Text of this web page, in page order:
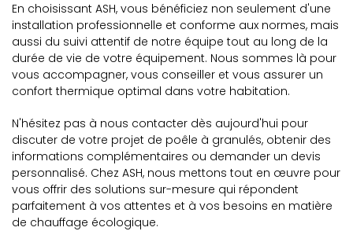
En choisissant ASH, vous bénéficiez non seulement d'une
installation professionnelle et conforme aux normes, mais
aussi du suivi attentif de notre équipe tout au long de la
durée de vie de votre équipement. Nous sommes là pour
vous accompagner, vous conseiller et vous assurer un
confort thermique optimal dans votre habitation.
N'hésitez pas à nous contacter dès aujourd'hui pour
discuter de votre projet de poêle à granulés, obtenir des
informations complémentaires ou demander un devis
personnalisé. Chez ASH, nous mettons tout en œuvre pour
vous offrir des solutions sur-mesure qui répondent
parfaitement à vos attentes et à vos besoins en matière
de chauffage écologique.